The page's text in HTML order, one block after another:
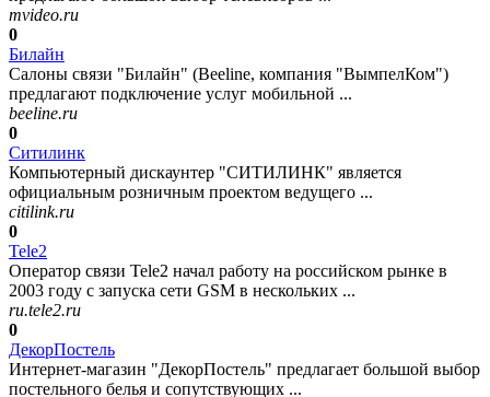
mvideo.ru
0
Билайн
Салоны связи "Билайн" (Beeline, компания "ВымпелКом")
предлагают подключение услуг мобильной ...
beeline.ru
0
Ситилинк
Компьютерный дискаунтер "СИТИЛИНК" является
официальным розничным проектом ведущего ...
citilink.ru
0
Tele2
Оператор связи Tele2 начал работу на российском рынке в
2003 году с запуска сети GSM в нескольких ...
ru.tele2.ru
0
ДекорПостель
Интернет-магазин "ДекорПостель" предлагает большой выбор
постельного белья и сопутствующих ...